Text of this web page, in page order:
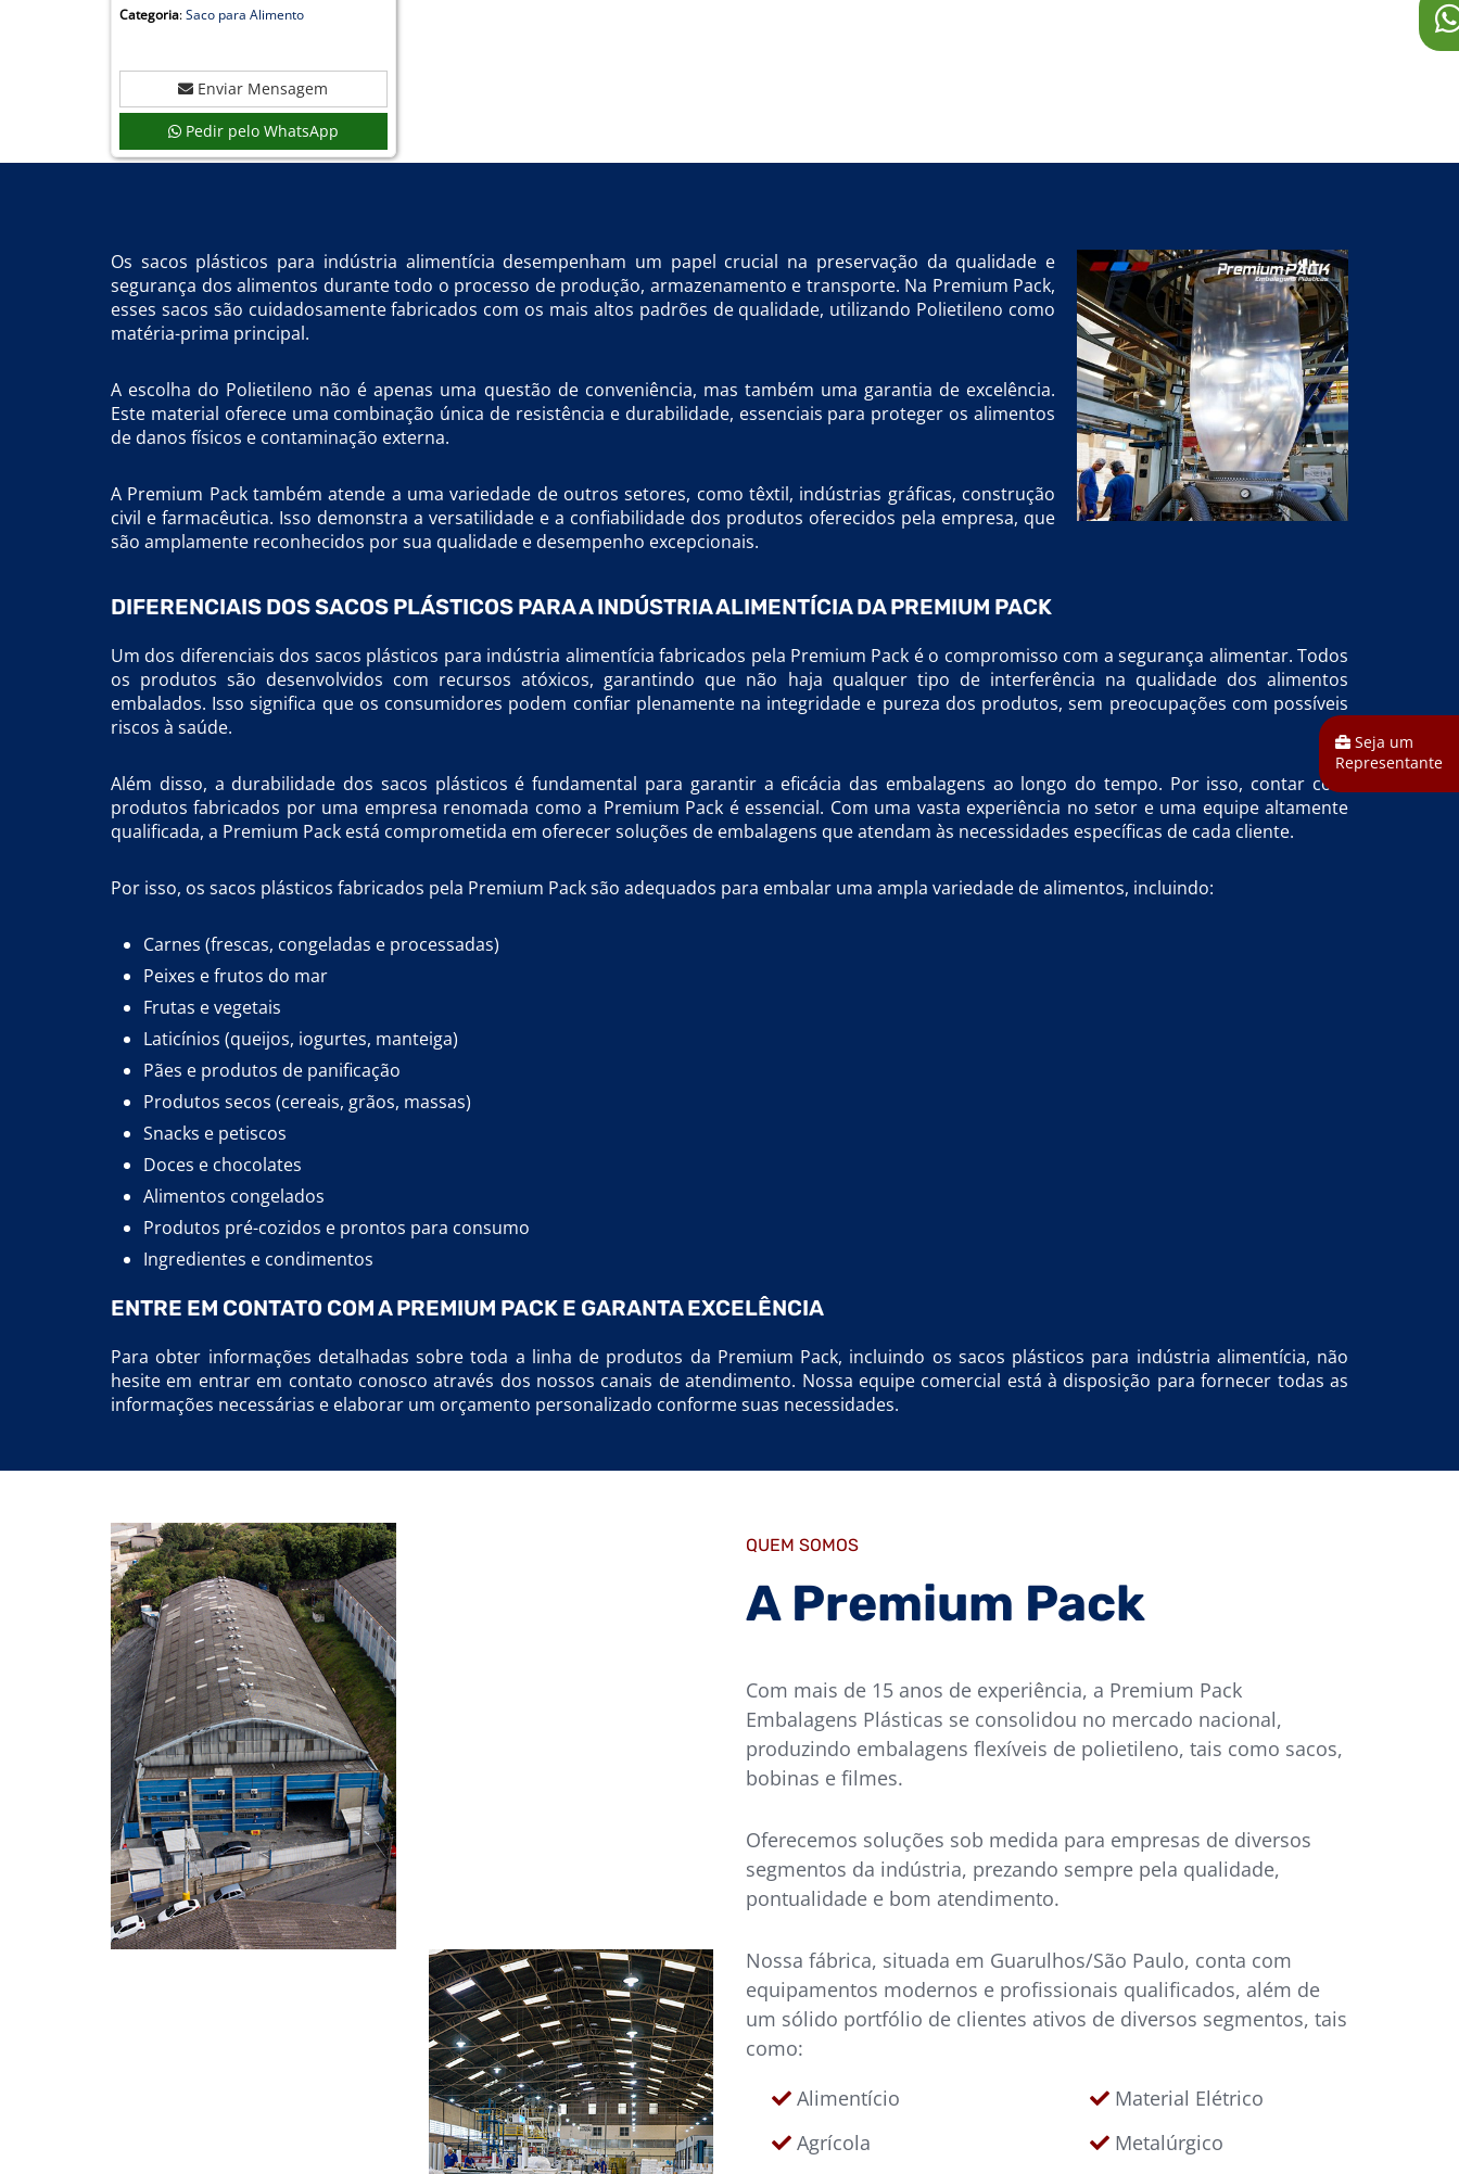
Seja um
Representante
Categoria:Saco para Alimento
Enviar Mensagem
Pedir pelo WhatsApp
Os sacos plásticos para indústria alimentícia desempenham um papel crucial na preservação da qualidade e
segurança dos alimentos durante todo o processo de produção, armazenamento e transporte. Na Premium Pack,
esses sacos são cuidadosamente fabricados com os mais altos padrões de qualidade, utilizando Polietileno como
matéria-prima principal.
A escolha do Polietileno não é apenas uma questão de conveniência, mas também uma garantia de excelência.
Este material oferece uma combinação única de resistência e durabilidade, essenciais para proteger os alimentos
de danos físicos e contaminação externa.
A Premium Pack também atende a uma variedade de outros setores, como têxtil, indústrias gráficas, construção
civil e farmacêutica. Isso demonstra a versatilidade e a confiabilidade dos produtos oferecidos pela empresa, que
são amplamente reconhecidos por sua qualidade e desempenho excepcionais.
DIFERENCIAIS DOS SACOS PLÁSTICOS PARA A INDÚSTRIA ALIMENTÍCIA DA PREMIUM PACK
Um dos diferenciais dos sacos plásticos para indústria alimentícia fabricados pela Premium Pack é o compromisso com a segurança alimentar. Todos
os produtos são desenvolvidos com recursos atóxicos, garantindo que não haja qualquer tipo de interferência na qualidade dos alimentos
embalados. Isso significa que os consumidores podem confiar plenamente na integridade e pureza dos produtos, sem preocupações com possíveis
riscos à saúde.
Além disso, a durabilidade dos sacos plásticos é fundamental para garantir a eficácia das embalagens ao longo do tempo. Por isso, contar com
produtos fabricados por uma empresa renomada como a Premium Pack é essencial. Com uma vasta experiência no setor e uma equipe altamente
qualificada, a Premium Pack está comprometida em oferecer soluções de embalagens que atendam às necessidades específicas de cada cliente.
Por isso, os sacos plásticos fabricados pela Premium Pack são adequados para embalar uma ampla variedade de alimentos, incluindo:
Carnes (frescas, congeladas e processadas)
Peixes e frutos do mar
Frutas e vegetais
Laticínios (queijos, iogurtes, manteiga)
Pães e produtos de panificação
Produtos secos (cereais, grãos, massas)
Snacks e petiscos
Doces e chocolates
Alimentos congelados
Produtos pré-cozidos e prontos para consumo
Ingredientes e condimentos
ENTRE EM CONTATO COM A PREMIUM PACK E GARANTA EXCELÊNCIA
Para obter informações detalhadas sobre toda a linha de produtos da Premium Pack, incluindo os sacos plásticos para indústria alimentícia, não
hesite em entrar em contato conosco através dos nossos canais de atendimento. Nossa equipe comercial está à disposição para fornecer todas as
informações necessárias e elaborar um orçamento personalizado conforme suas necessidades.
QUEM SOMOS
A Premium Pack
Com mais de 15 anos de experiência, a Premium Pack
Embalagens Plásticas se consolidou no mercado nacional,
produzindo embalagens flexíveis de polietileno, tais como sacos,
bobinas e filmes.
Oferecemos soluções sob medida para empresas de diversos
segmentos da indústria, prezando sempre pela qualidade,
pontualidade e bom atendimento.
Nossa fábrica, situada em Guarulhos/São Paulo, conta com
equipamentos modernos e profissionais qualificados, além de
um sólido portfólio de clientes ativos de diversos segmentos, tais
como:
Alimentício
Agrícola
Material Elétrico
Metalúrgico